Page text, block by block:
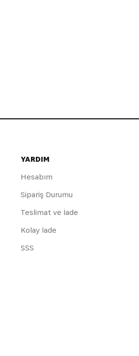
YARDIM
Hesabım
Sipariş Durumu
Teslimat ve İade
Kolay İade
SSS